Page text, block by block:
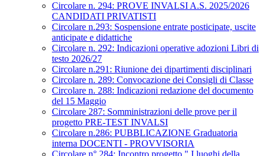
Circolare n. 294: PROVE INVALSI A.S. 2025/2026
CANDIDATI PRIVATISTI
Circolare n.293: Sospensione entrate posticipate, uscite
anticipate e didattiche
Circolare n. 292: Indicazioni operative adozioni Libri di
testo 2026/27
Circolare n.291: Riunione dei dipartimenti disciplinari
Circolare n. 289: Convocazione dei Consigli di Classe
Circolare n. 288: Indicazioni redazione del documento
del 15 Maggio
Circolare 287: Somministrazioni delle prove per il
progetto PRE-TEST INVALSI
Circolare n.286: PUBBLICAZIONE Graduatoria
interna DOCENTI - PROVVISORIA